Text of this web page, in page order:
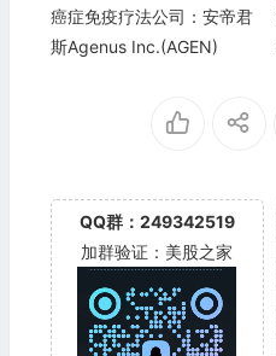
癌症免疫疗法公司：安帝君
斯Agenus Inc.(AGEN)
QQ群：249342519
加群验证：美股之家